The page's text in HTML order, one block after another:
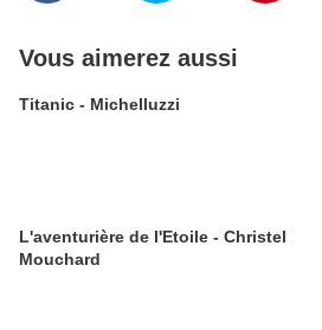
Vous aimerez aussi
Titanic - Michelluzzi
L'aventurière de l'Etoile - Christel
Mouchard